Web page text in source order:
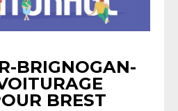
BRIGNOGAN-
BREST